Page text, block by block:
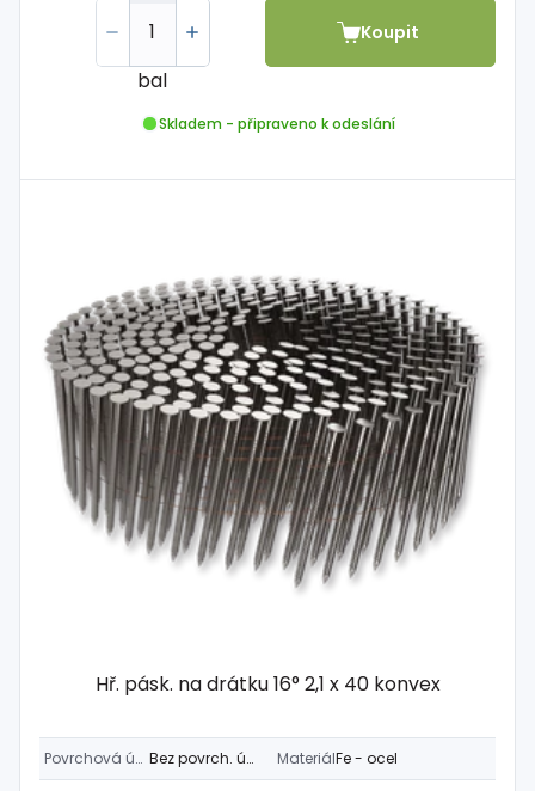
bal
Koupit
Skladem - připraveno k odeslání
Hř. pásk. na drátku 16° 2,1 x 40 konvex
Povrchová úprava Bez povrch. úpravy MateriálFe - ocel